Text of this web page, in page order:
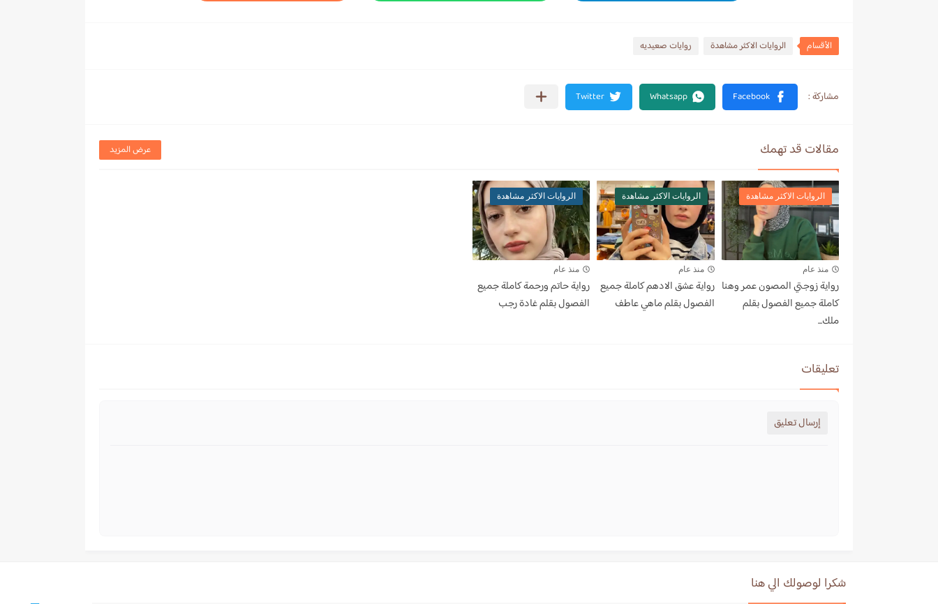
الأقسام الروايات الاكثر مشاهدة روايات صعيديه
مقالات قد تهمك عرض المزيد
الروايات الاكثر مشاهدة
منذ عام
رواية زوجتي المصون عمر وهنا
كاملة جميع الفصول بقلم
ملك...
الروايات الاكثر مشاهدة
منذ عام
رواية عشق الادهم كاملة جميع
الفصول بقلم ماهي عاطف
الروايات الاكثر مشاهدة
منذ عام
رواية حاتم ورحمة كاملة جميع
الفصول بقلم غادة رجب
تعليقات
إرسال تعليق
شكرا لوصولك الي هنا